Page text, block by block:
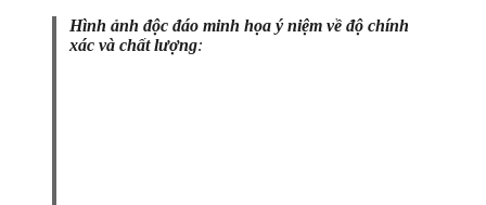
Hình ảnh độc đáo minh họa ý niệm về độ chính
xác và chất lượng: